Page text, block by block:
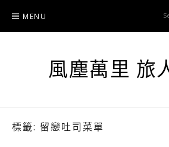
content
MENU
風塵萬里 旅
標籤: 留戀吐司菜單